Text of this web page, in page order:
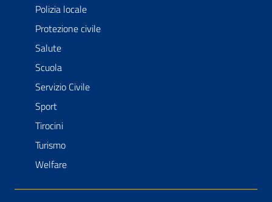
Polizia locale
Protezione civile
Salute
Scuola
Servizio Civile
Sport
Tirocini
Turismo
Welfare